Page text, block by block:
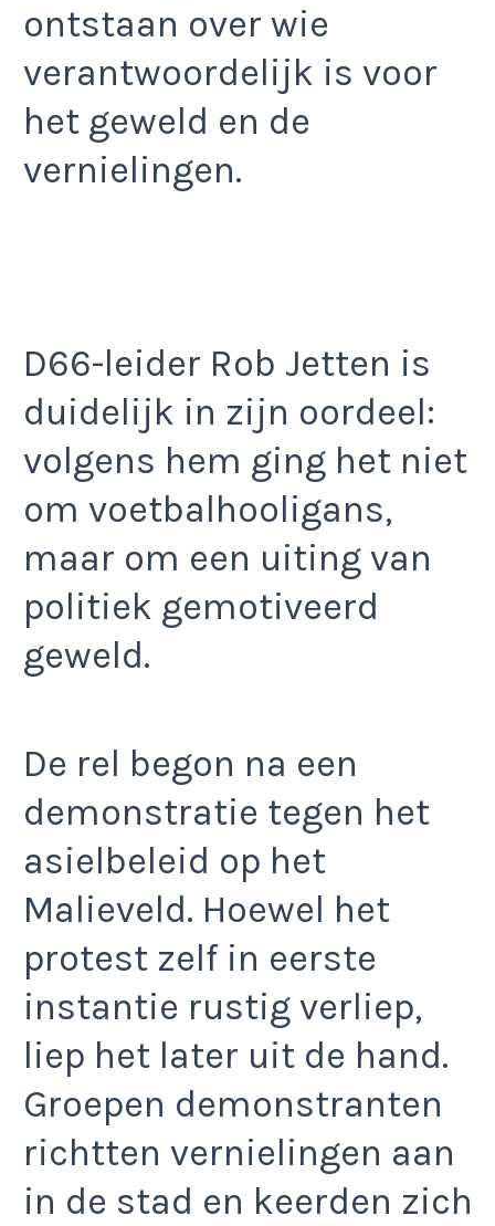
ontstaan over wie
verantwoordelijk is voor
het geweld en de
vernielingen.
D66-leider Rob Jetten is
duidelijk in zijn oordeel:
volgens hem ging het niet
om voetbalhooligans,
maar om een uiting van
politiek gemotiveerd
geweld.
De rel begon na een
demonstratie tegen het
asielbeleid op het
Malieveld. Hoewel het
protest zelf in eerste
instantie rustig verliep,
liep het later uit de hand.
Groepen demonstranten
richtten vernielingen aan
in de stad en keerden zich